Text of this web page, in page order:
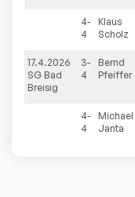
4-
4
Klaus
Scholz
17.4.2026
SG Bad
Breisig
3-
4
Bernd
Pfeiffer
4-
4
Michael
Janta